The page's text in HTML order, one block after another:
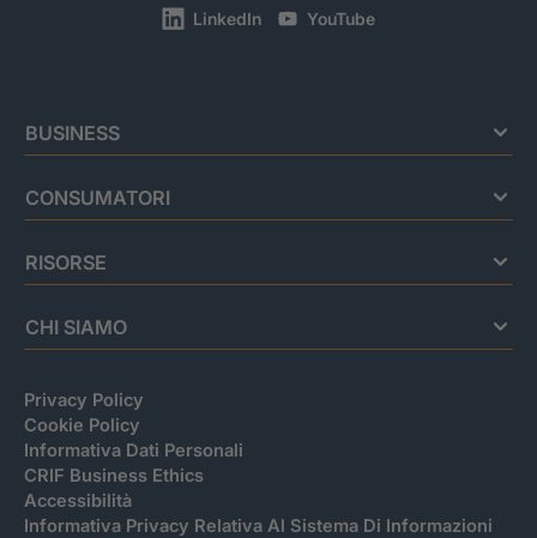
LinkedIn YouTube
BUSINESS
CONSUMATORI
RISORSE
CHI SIAMO
Privacy Policy
Cookie Policy
Informativa Dati Personali
CRIF Business Ethics
Accessibilità
Informativa Privacy Relativa Al Sistema Di Informazioni